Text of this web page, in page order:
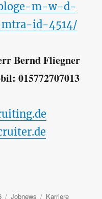
m-w-d-
id-4514/
Bernd Fliegner
015772707013
Kategorien
Jobnews Schlagwörter
Karriere